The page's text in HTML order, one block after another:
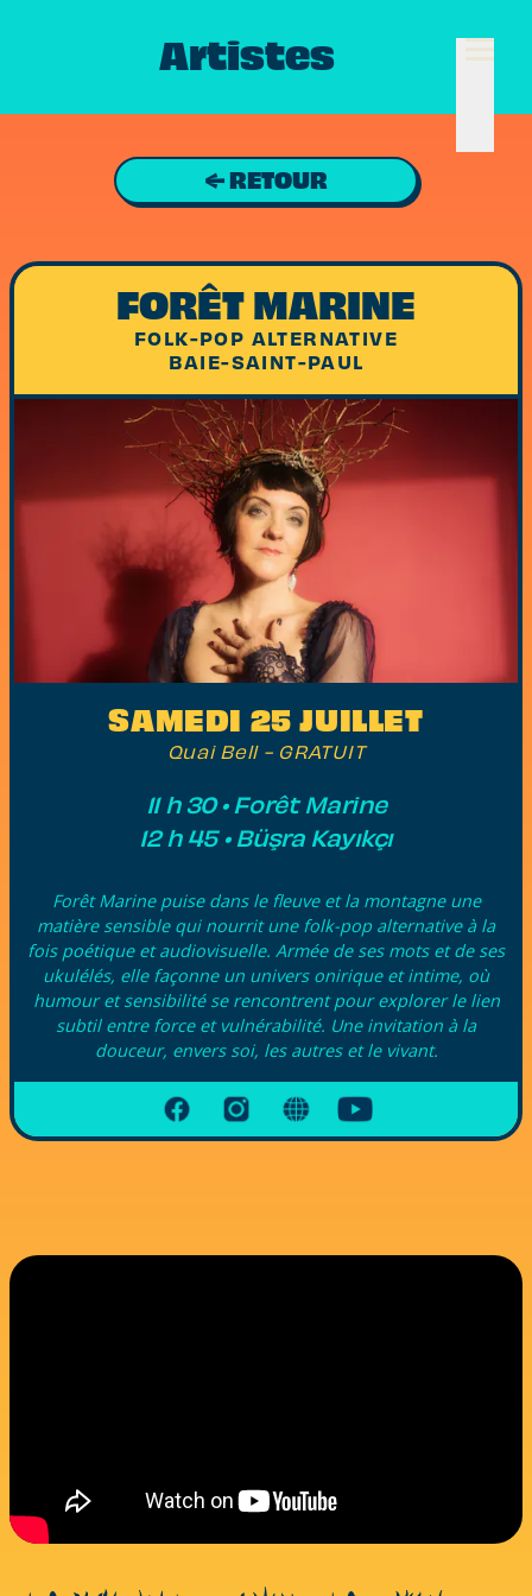
Artistes
← RETOUR
FORÊT MARINE
FOLK-POP ALTERNATIVE
BAIE-SAINT-PAUL
SAMEDI 25 JUILLET
Quai Bell- GRATUIT
11 h 30•Forêt Marine
12 h 45•Büşra Kayıkçı
Forêt Marine puise dans le fleuve et la montagne une
matière sensible qui nourrit une folk-pop alternative à la
fois poétique et audiovisuelle. Armée de ses mots et de ses
ukulélés, elle façonne un univers onirique et intime, où
humour et sensibilité se rencontrent pour explorer le lien
subtil entre force et vulnérabilité. Une invitation à la
douceur, envers soi, les autres et le vivant.